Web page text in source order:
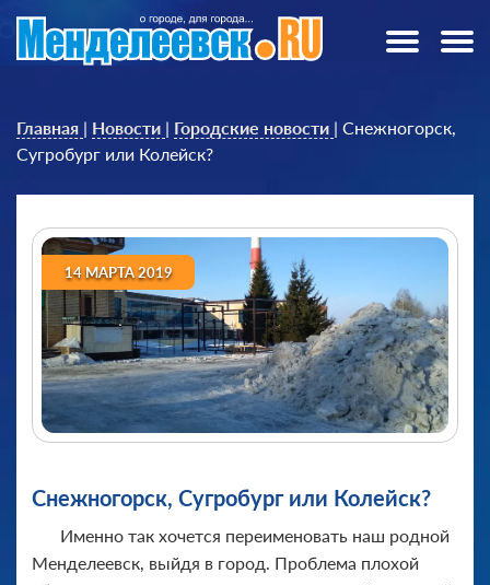
Главная | Новости | Городские новости | Снежногорск,
Сугробург или Колейск?
14 МАРТА 2019
Снежногорск, Сугробург или Колейск?
Именно так хочется переименовать наш родной
Менделеевск, выйдя в город. Проблема плохой